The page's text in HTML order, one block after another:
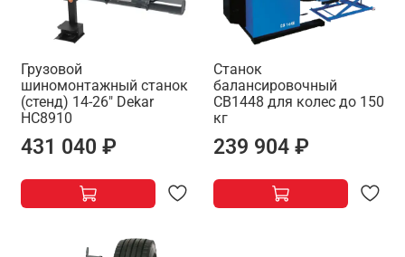
Грузовой
шиномонтажный станок
(стенд) 14-26" Dekar
HC8910
431 040 ₽
Станок
балансировочный
CB1448 для колес до 150
кг
239 904 ₽